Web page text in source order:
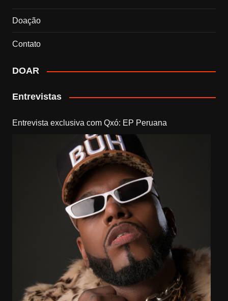
Doação
Contato
DOAR
Entrevistas
Entrevista exclusiva com Qxó: EP Peruana